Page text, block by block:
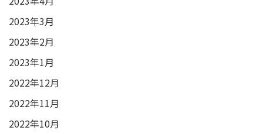
2023年3月
2023年2月
2023年1月
2022年12月
2022年11月
2022年10月